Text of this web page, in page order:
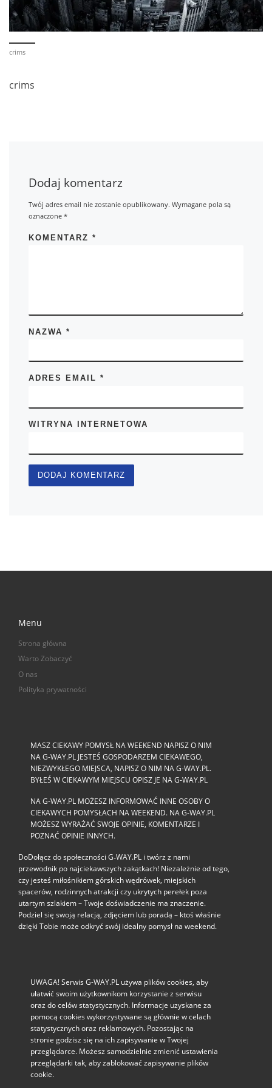
crims
crims
Dodaj komentarz
Twój adres email nie zostanie opublikowany. Wymagane pola są
oznaczone*
KOMENTARZ*
NAZWA*
ADRES EMAIL*
WITRYNA INTERNETOWA
Menu
Strona główna
Warto Zobaczyć
O nas
Polityka prywatności
MASZ CIEKAWY POMYSŁ NA WEEKEND NAPISZ O NIM
NA G-WAY.PL JESTEŚ GOSPODARZEM CIEKAWEGO,
NIEZWYKŁEGO MIEJSCA, NAPISZ O NIM NA G-WAY.PL.
BYŁEŚ W CIEKAWYM MIEJSCU OPISZ JE NA G-WAY.PL
NA G-WAY.PL MOŻESZ INFORMOWAĆ INNE OSOBY O
CIEKAWYCH POMYSŁACH NA WEEKEND. NA G-WAY.PL
MOŻESZ WYRAŻAĆ SWOJE OPINIE, KOMENTARZE I
POZNAĆ OPINIE INNYCH.
DoDołącz do społeczności G‑WAY.PL i twórz z nami
przewodnik po najciekawszych zakątkach! Niezależnie od tego,
czy jesteś miłośnikiem górskich wędrówek, miejskich
spacerów, rodzinnych atrakcji czy ukrytych perełek poza
utartym szlakiem – Twoje doświadczenie ma znaczenie.
Podziel się swoją relacją, zdjęciem lub poradą – ktoś właśnie
dzięki Tobie może odkryć swój idealny pomysł na weekend.
UWAGA! Serwis G-WAY.PL używa plików cookies, aby
ułatwić swoim użytkownikom korzystanie z serwisu
oraz do celów statystycznych. Informacje uzyskane za
pomocą cookies wykorzystywane są głównie w celach
statystycznych oraz reklamowych. Pozostając na
stronie godzisz się na ich zapisywanie w Twojej
przeglądarce. Możesz samodzielnie zmienić ustawienia
przeglądarki tak, aby zablokować zapisywanie plików
cookie.